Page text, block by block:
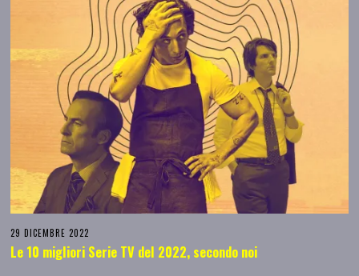
29 DICEMBRE 2022
Le 10 migliori Serie TV del 2022, secondo noi